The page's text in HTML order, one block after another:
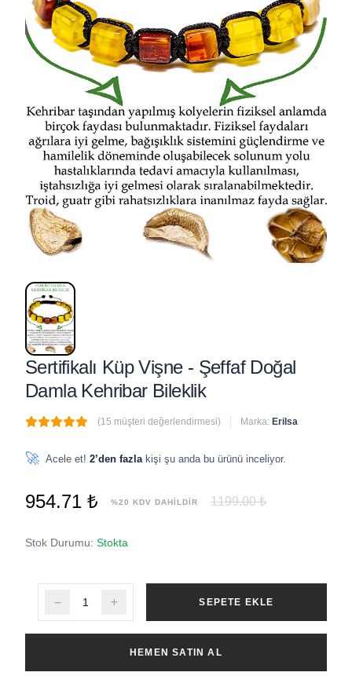
Sertifikalı Küp Vişne - Şeffaf Doğal
Damla Kehribar Bileklik
(15 müşteri değerlendirmesi) Marka: Erilsa
🚀 Acele et! 2’den fazla kişi şu anda bu ürünü inceliyor.
954.71 ₺ %20 KDV DAHİLDİR 1199.00 ₺
Stok Durumu: Stokta
SEPETE EKLE
HEMEN SATIN AL